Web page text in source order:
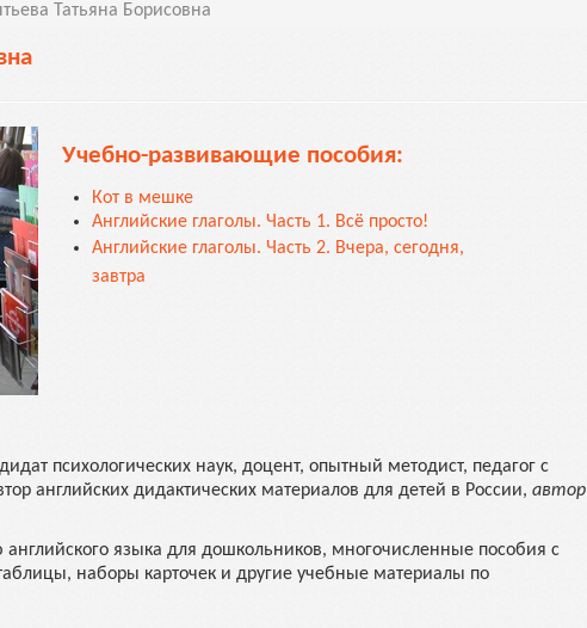
Татьяна Борисовна
Учебно-развивающие пособия:
Кот в мешке
Английские глаголы. Часть 1. Всё просто!
Английские глаголы. Часть 2. Вчера, сегодня,
завтра
психологических наук, доцент, опытный методист, педагог с
английских дидактических материалов для детей в России, автор
английского языка для дошкольников, многочисленные пособия с
наборы карточек и другие учебные материалы по